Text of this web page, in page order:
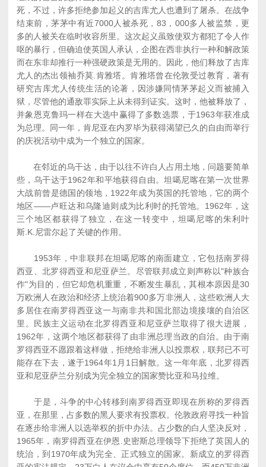
死，不过，许多拒绝参加起义的吉库尤人也遭到了屠杀。在战争
结束前，茅茅中有近7000人被杀死，83，000多人被监禁，更
多的人被关在临时收容所里。这次起义虽致使双方都犯了令人作
呕的暴行，但确迫使英国人承认，企图在西非执行一种和解政策
而在东非却推行一种强硬政策是无用的。因此，他们释放了吉库
尤人的杰出领袖乔莫.肯雅塔。肯雅塔曾在伦敦受过教育，著有
研究吉库尤人传统生活的论著，因涉嫌同情茅茅起义而被捕入
狱，尽管他的通敌罪实际上从未得到证实。这时，他被释放了，
并象恩克鲁玛一样在大选中赢得了多数选票，于1963年获准成
为总理。同一年，肯尼亚在内罗毕为获得渴望已久的自由而举行
的庆祝活动中成为一个独立的国家。
在邻近的乌干达，由于以往不许白人占用土地，问题要简单
些，乌干达于1962年和平地获得自由。坦噶尼喀在第一次世界
大战前曾是德国的领地，1922年成为英国的托管地，它的两个
地区――卢旺达和乌隆迪则成为比利时的托管地。1962年，这
三个地区都获得了独立，在这一转变中，坦噶尼喀的朱利叶
斯.K.尼雷尔起了关键的作用。
1953年，中非联邦在坦噶尼喀的南面建立，它包括南罗得
西亚、北罗得西亚和尼亚萨兰。尽管联邦成立则声称以"种族合
作"为目的，但它却危机重重，不断发生暴乱，其根本原因是30
万欧洲人在政治和经济上统治着900多万非洲人，这些欧洲人大
多居住在南罗得西亚这一与南非共和国北部边境接壤的自治区
里。民族主义运动在北罗得西亚和尼亚萨兰取得了很大进展，
1962年，这两个地区都获得了由非洲总理当政的自治。由于南
罗得西亚不愿跟着这样做，拒绝给非洲人以投票权，联邦已不可
能存在下去，遂于1964年1月1日解散。这一年年底，北罗得西
亚和尼亚萨兰分别成为完全独立的国家赞比亚和马拉维。
于是，斗争的中心转移到南罗得西亚即现在所称的罗得西
亚，在那里，占多数的黑人要求有投票权。伦敦政府寻找一种旨
在逐步给非洲人以选举权的折中办法。占少数的白人坚决反对，
1965年，南罗得西亚在伊恩.史密斯总理领导下拒绝了英国人的
统治，到1970年成为完全、正式独立的国家。新成立的罗得西